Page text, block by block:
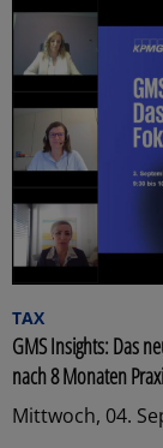
TAX
GMS Insights: Das
nach 8 Monaten
Mittwoch, 04.